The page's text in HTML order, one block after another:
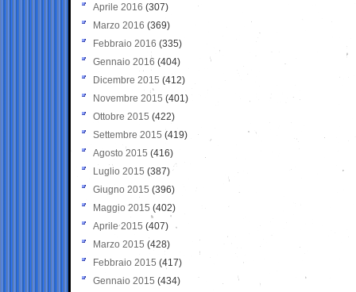
Aprile 2016 (307)
Marzo 2016 (369)
Febbraio 2016 (335)
Gennaio 2016 (404)
Dicembre 2015 (412)
Novembre 2015 (401)
Ottobre 2015 (422)
Settembre 2015 (419)
Agosto 2015 (416)
Luglio 2015 (387)
Giugno 2015 (396)
Maggio 2015 (402)
Aprile 2015 (407)
Marzo 2015 (428)
Febbraio 2015 (417)
Gennaio 2015 (434)